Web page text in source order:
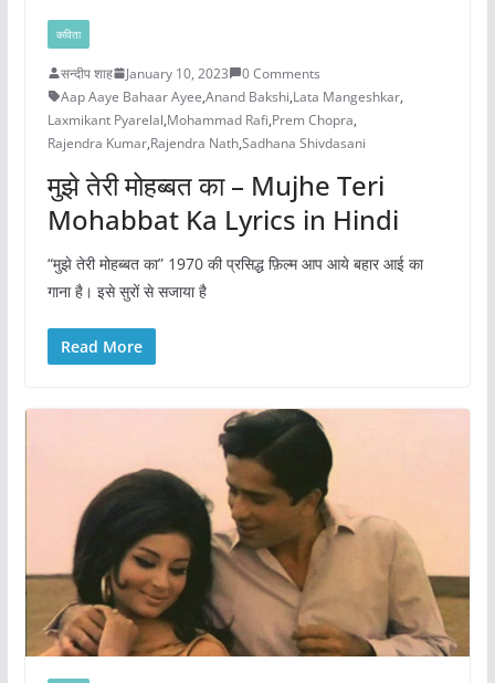
कविता
सन्दीप शाह January 10, 2023
0 Comments
Aap Aaye Bahaar Ayee,Anand Bakshi,Lata Mangeshkar,
Laxmikant Pyarelal,Mohammad Rafi,Prem Chopra,
Rajendra Kumar,Rajendra Nath,Sadhana Shivdasani
मुझे तेरी मोहब्बत का – Mujhe Teri
Mohabbat Ka Lyrics in Hindi
“मुझे तेरी मोहब्बत का” 1970 की प्रसिद्ध फ़िल्म आप आये बहार आई का
गाना है। इसे सुरों से सजाया है
Read More